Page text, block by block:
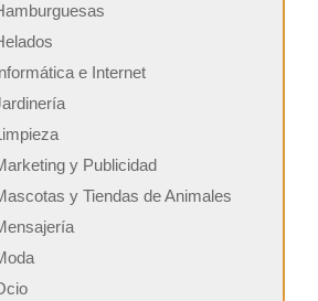
e Internet
y Publicidad
y Tiendas de Animales